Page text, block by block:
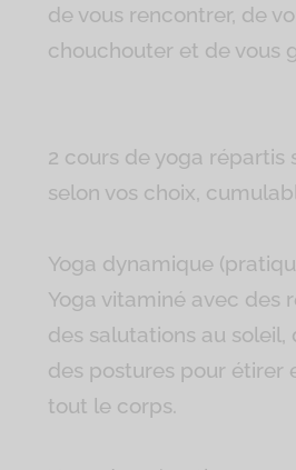
de vous rencontrer, de
chouchouter et de vous
2 cours de yoga répartis
selon vos choix,
Yoga dynamique
Yoga vitaminé avec des
des salutations au soleil,
des postures pour étirer
tout le corps.